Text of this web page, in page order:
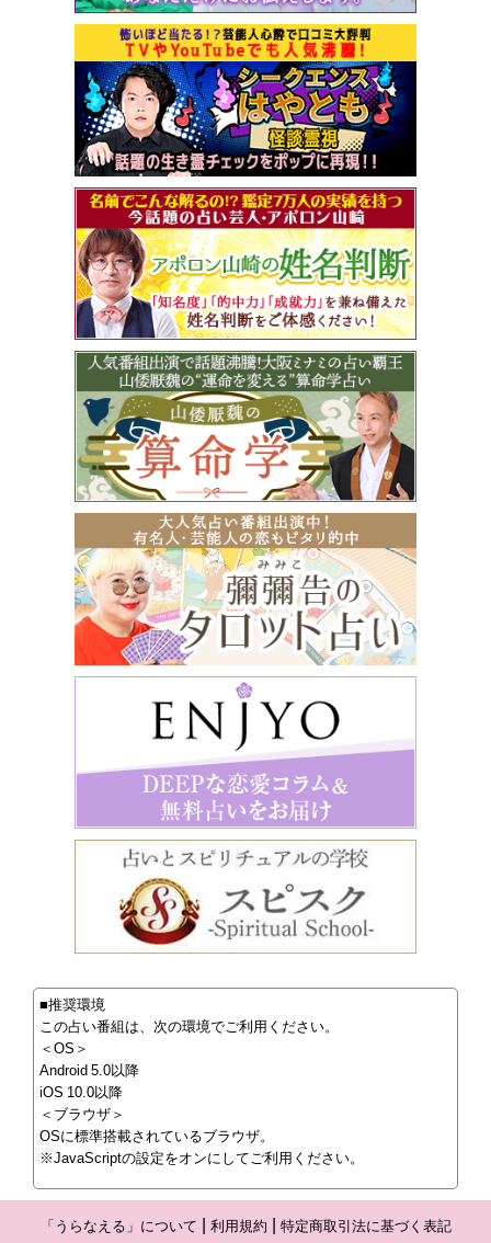
■推奨環境
この占い番組は、次の環境でご利用ください。
＜OS＞
Android 5.0以降
iOS 10.0以降
＜ブラウザ＞
OSに標準搭載されているブラウザ。
※JavaScriptの設定をオンにしてご利用ください。
「うらなえる」について 利用規約 特定商取引法に基づく表記